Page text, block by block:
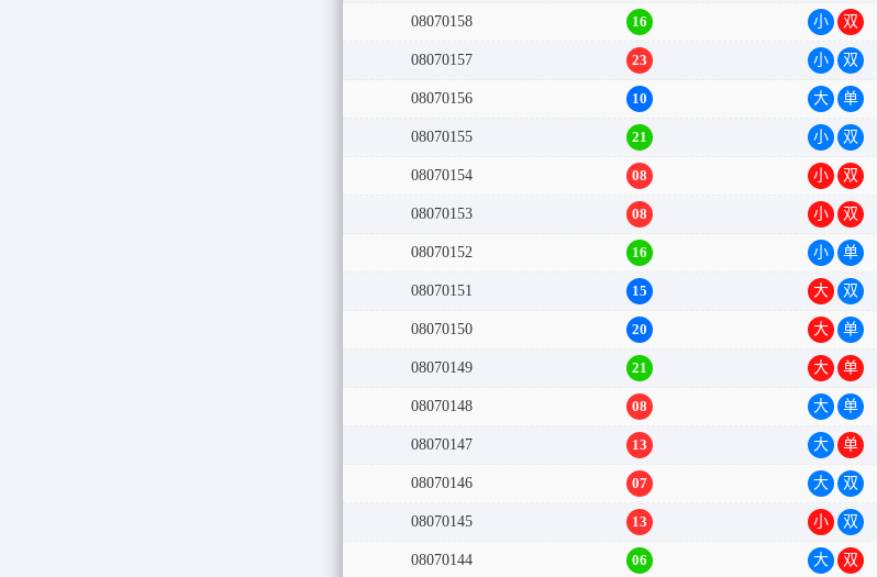
08070158 16 小 双
08070157 23 小 双
08070156 10 大 单
08070155 21 小 双
08070154 08 小 双
08070153 08 小 双
08070152 16 小 单
08070151 15 大 双
08070150 20 大 单
08070149 21 大 单
08070148 08 大 单
08070147 13 大 单
08070146 07 大 双
08070145 13 小 双
08070144 06 大 双